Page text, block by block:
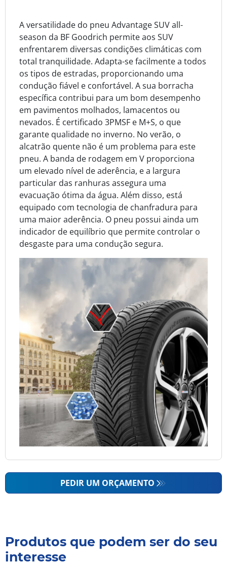
A versatilidade do pneu Advantage SUV all-
season da BF Goodrich permite aos SUV
enfrentarem diversas condições climáticas com
total tranquilidade. Adapta-se facilmente a todos
os tipos de estradas, proporcionando uma
condução fiável e confortável. A sua borracha
específica contribui para um bom desempenho
em pavimentos molhados, lamacentos ou
nevados. É certificado 3PMSF e M+S, o que
garante qualidade no inverno. No verão, o
alcatrão quente não é um problema para este
pneu. A banda de rodagem em V proporciona
um elevado nível de aderência, e a largura
particular das ranhuras assegura uma
evacuação ótima da água. Além disso, está
equipado com tecnologia de chanfradura para
uma maior aderência. O pneu possui ainda um
indicador de equilíbrio que permite controlar o
desgaste para uma condução segura.
PEDIR UM ORÇAMENTO
Produtos que podem ser do seu
interesse